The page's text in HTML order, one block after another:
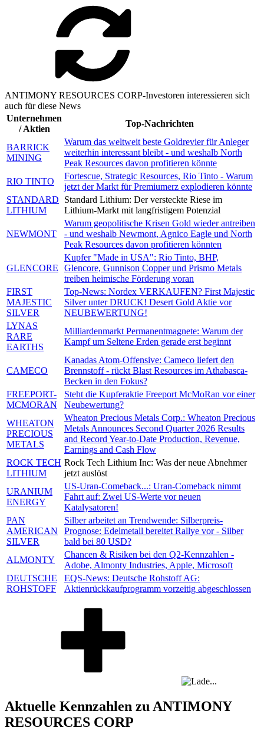
ANTIMONY RESOURCES CORP-Investoren interessieren sich
auch für diese News
Unternehmen
/ Aktien
Top-Nachrichten
BARRICK
MINING
Warum das weltweit beste Goldrevier für Anleger
weiterhin interessant bleibt - und weshalb North
Peak Resources davon profitieren könnte
RIO TINTO
Fortescue, Strategic Resources, Rio Tinto - Warum
jetzt der Markt für Premiumerz explodieren könnte
STANDARD
LITHIUM
Standard Lithium: Der versteckte Riese im
Lithium-Markt mit langfristigem Potenzial
NEWMONT
Warum geopolitische Krisen Gold wieder antreiben
- und weshalb Newmont, Agnico Eagle und North
Peak Resources davon profitieren könnten
GLENCORE
Kupfer "Made in USA": Rio Tinto, BHP,
Glencore, Gunnison Copper und Prismo Metals
treiben heimische Förderung voran
FIRST
MAJESTIC
SILVER
Top-News: Nordex VERKAUFEN? First Majestic
Silver unter DRUCK! Desert Gold Aktie vor
NEUBEWERTUNG!
LYNAS
RARE
EARTHS
Milliardenmarkt Permanentmagnete: Warum der
Kampf um Seltene Erden gerade erst beginnt
CAMECO
Kanadas Atom-Offensive: Cameco liefert den
Brennstoff - rückt Blast Resources im Athabasca-
Becken in den Fokus?
FREEPORT-
MCMORAN
Steht die Kupferaktie Freeport McMoRan vor einer
Neubewertung?
WHEATON
PRECIOUS
METALS
Wheaton Precious Metals Corp.: Wheaton Precious
Metals Announces Second Quarter 2026 Results
and Record Year-to-Date Production, Revenue,
Earnings and Cash Flow
ROCK TECH
LITHIUM
Rock Tech Lithium Inc: Was der neue Abnehmer
jetzt auslöst
URANIUM
ENERGY
US-Uran-Comeback...: Uran-Comeback nimmt
Fahrt auf: Zwei US-Werte vor neuen
Katalysatoren!
PAN
AMERICAN
SILVER
Silber arbeitet an Trendwende: Silberpreis-
Prognose: Edelmetall bereitet Rallye vor - Silber
bald bei 80 USD?
ALMONTY
Chancen & Risiken bei den Q2-Kennzahlen -
Adobe, Almonty Industries, Apple, Microsoft
DEUTSCHE
ROHSTOFF
EQS-News: Deutsche Rohstoff AG:
Aktienrückkaufprogramm vorzeitig abgeschlossen
Aktuelle Kennzahlen zu ANTIMONY
RESOURCES CORP